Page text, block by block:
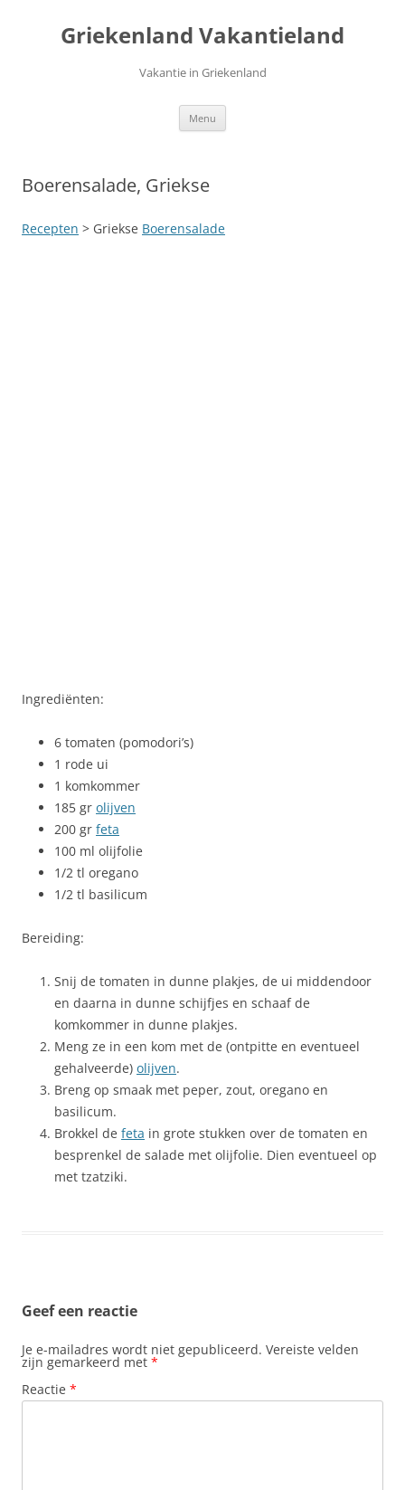
inhoudGriekenland Vakantieland
Vakantie in Griekenland
Menu
Boerensalade, Griekse
Recepten > Griekse Boerensalade
Ingrediënten:
6 tomaten (pomodori’s)
1 rode ui
1 komkommer
185 gr olijven
200 gr feta
100 ml olijfolie
1/2 tl oregano
1/2 tl basilicum
Bereiding:
Snij de tomaten in dunne plakjes, de ui middendoor
en daarna in dunne schijfjes en schaaf de
komkommer in dunne plakjes.
Meng ze in een kom met de (ontpitte en eventueel
gehalveerde) olijven.
Breng op smaak met peper, zout, oregano en
basilicum.
Brokkel de feta in grote stukken over de tomaten en
besprenkel de salade met olijfolie. Dien eventueel op
met tzatziki.
Geef een reactie
Je e-mailadres wordt niet gepubliceerd. Vereiste velden
zijn gemarkeerd met *
Reactie *